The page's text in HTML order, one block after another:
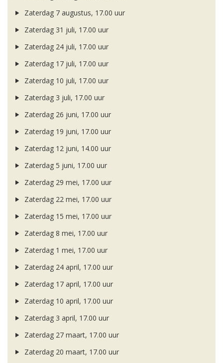
Zaterdag 7 augustus, 17.00 uur
Zaterdag 31 juli, 17.00 uur
Zaterdag 24 juli, 17.00 uur
Zaterdag 17 juli, 17.00 uur
Zaterdag 10 juli, 17.00 uur
Zaterdag 3 juli, 17.00 uur
Zaterdag 26 juni, 17.00 uur
Zaterdag 19 juni, 17.00 uur
Zaterdag 12 juni, 14.00 uur
Zaterdag 5 juni, 17.00 uur
Zaterdag 29 mei, 17.00 uur
Zaterdag 22 mei, 17.00 uur
Zaterdag 15 mei, 17.00 uur
Zaterdag 8 mei, 17.00 uur
Zaterdag 1 mei, 17.00 uur
Zaterdag 24 april, 17.00 uur
Zaterdag 17 april, 17.00 uur
Zaterdag 10 april, 17.00 uur
Zaterdag 3 april, 17.00 uur
Zaterdag 27 maart, 17.00 uur
Zaterdag 20 maart, 17.00 uur